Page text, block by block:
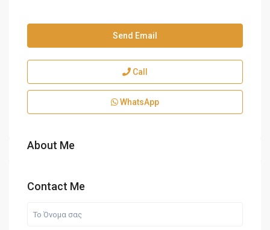
Send Email
Call
WhatsApp
About Me
Contact Me